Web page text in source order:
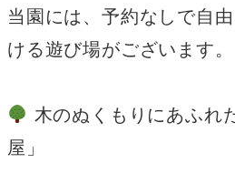
当園には、予約なしで自
ける遊び場がございます。
木のぬくもりにあふれ
屋」